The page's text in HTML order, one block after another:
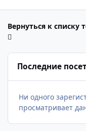
Вернуться к списку
Последние
Ни одного
просматривает